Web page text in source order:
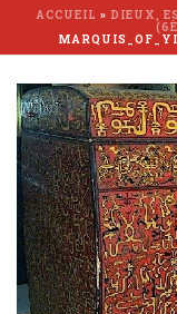
ACCUEIL » DIEUX,